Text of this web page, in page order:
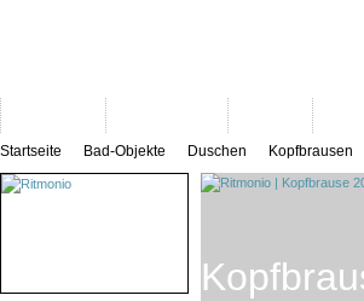
Startseite Bad-Objekte Duschen Kopfbrausen